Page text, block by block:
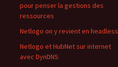
pour penser la gestions des
ressources
Netlogo on y revient en headless
Netlogo et HubNet sur internet
avec DynDNS